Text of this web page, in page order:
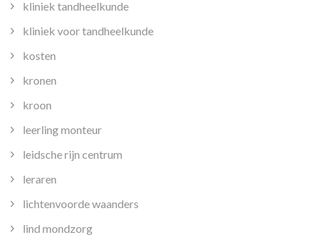
kliniek tandheelkunde
kliniek voor tandheelkunde
kosten
kronen
kroon
leerling monteur
leidsche rijn centrum
leraren
lichtenvoorde waanders
lind mondzorg